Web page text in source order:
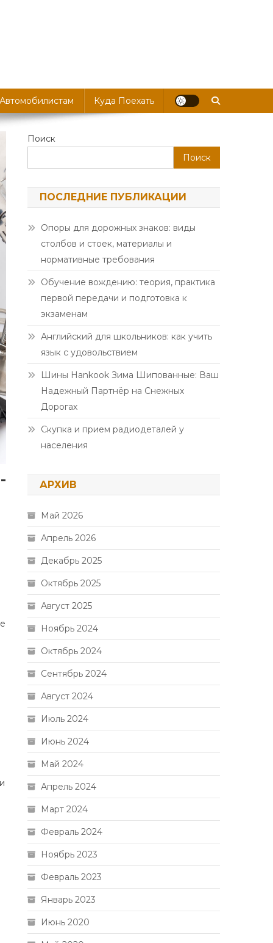
Куда Поехать
Поиск
Поиск
ПОСЛЕДНИЕ ПУБЛИКАЦИИ
Опоры для дорожных знаков: виды
столбов и стоек, материалы и
нормативные требования
Обучение вождению: теория, практика
первой передачи и подготовка к
экзаменам
Английский для школьников: как учить
язык с удовольствием
Шины Hankook Зима Шипованные: Ваш
Надежный Партнёр на Снежных
Дорогах
Скупка и прием радиодеталей у
населения
АРХИВ
Май 2026
Апрель 2026
Декабрь 2025
Октябрь 2025
Август 2025
Ноябрь 2024
Октябрь 2024
Сентябрь 2024
Август 2024
Июль 2024
Июнь 2024
Май 2024
Апрель 2024
Март 2024
Февраль 2024
Ноябрь 2023
Февраль 2023
Январь 2023
Июнь 2020